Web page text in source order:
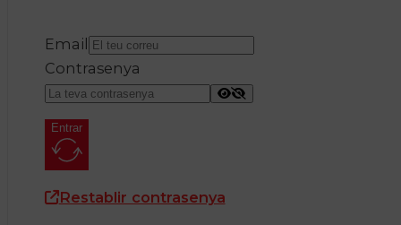
Email
Contrasenya
Entrar
Restablir contrasenya